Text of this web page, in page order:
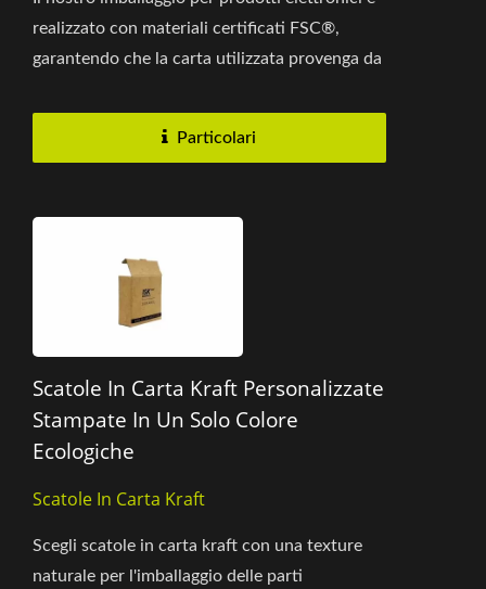
realizzato con materiali certificati FSC®,
garantendo che la carta utilizzata provenga da
Particolari
Scatole In Carta Kraft Personalizzate
Stampate In Un Solo Colore
Ecologiche
Scatole In Carta Kraft
Scegli scatole in carta kraft con una texture
naturale per l'imballaggio delle parti